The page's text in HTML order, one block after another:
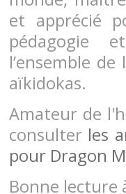
et apprécié
pédagogie
l’ensemble
aïkidokas.
Amateur de
consulter les
pour Dragon
Bonne lecture